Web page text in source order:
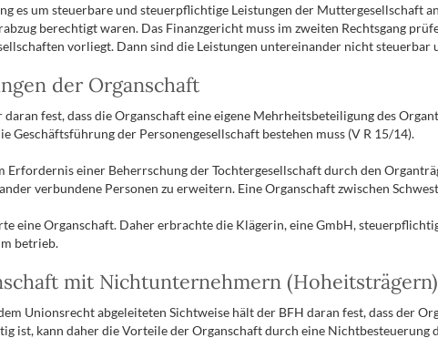
es um steuerbare und steuerpflichtige Leistungen der
berechtigt waren. Das Finanzgericht muss im zweiten Rechtsgang
vorliegt. Dann sind die Leistungen untereinander nicht
der Organschaft
fest, dass die Organschaft eine eigene Mehrheitsbeteiligung des
Geschäftsführung der Personengesellschaft bestehen muss (V R 15/14).
Erfordernis einer Beherrschung der Tochtergesellschaft durch den
verbundene Personen zu erweitern. Eine Organschaft zwischen
eine Organschaft. Daher erbrachte die Klägerin, eine GmbH,
betrieb.
mit Nichtunternehmern (Hoheitsträgern)
Unionsrecht abgeleiteten Sichtweise hält der BFH daran fest, dass der
ist, kann daher die Vorteile der Organschaft durch eine Nichtbesteuerung